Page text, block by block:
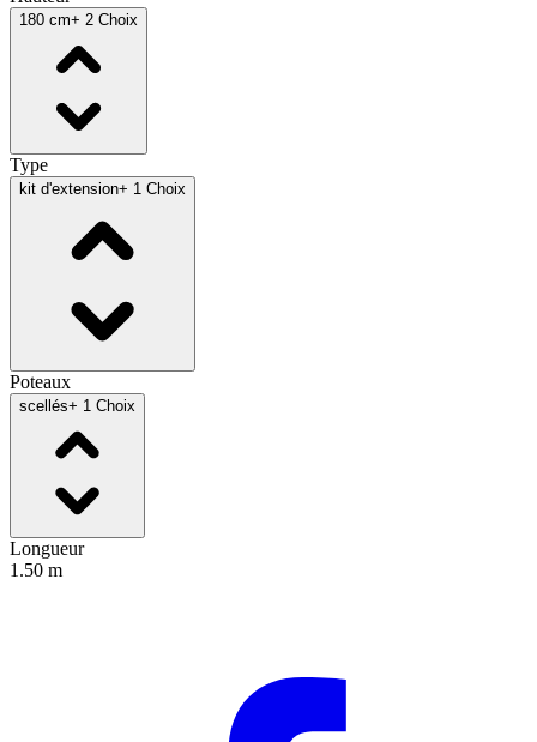
180 cm+ 2 Choix
Type
kit d'extension+ 1 Choix
Poteaux
scellés+ 1 Choix
Longueur
1.50 m